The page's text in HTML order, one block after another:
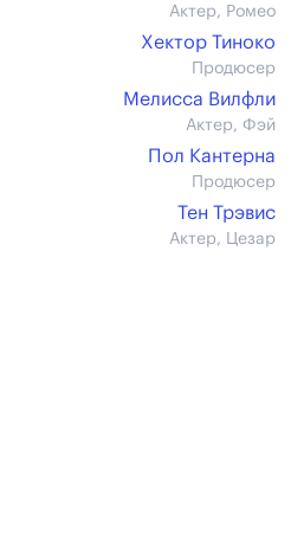
Актер, Ромео
Хектор Тиноко
Продюсер
Мелисса Вилфли
Актер, Фэй
Пол Кантерна
Продюсер
Тен Трэвис
Актер, Цезар